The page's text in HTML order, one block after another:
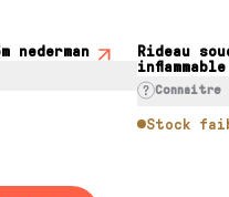
nederman
Rideau
inflammable
Stock